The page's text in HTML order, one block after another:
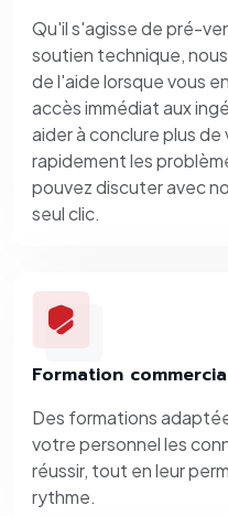
Qu'il s'agisse de pré-
soutien technique,
de l'aide lorsque vous
accès immédiat aux
aider à conclure plus
rapidement les
pouvez discuter avec
seul clic.
Formation
Des formations
votre personnel les
réussir, tout en leur
rythme.